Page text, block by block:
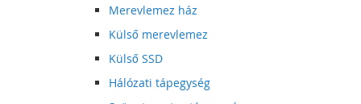
Merevlemez ház
Külső merevlemez
Külső SSD
Hálózati tápegység